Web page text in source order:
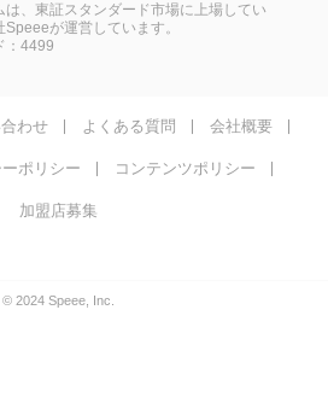
は、東証スタンダード市場に上場してい
Speeeが運営しています。
：4499
わせ よくある質問 会社概要
ポリシー コンテンツポリシー
加盟店募集
© 2024 Speee, Inc.